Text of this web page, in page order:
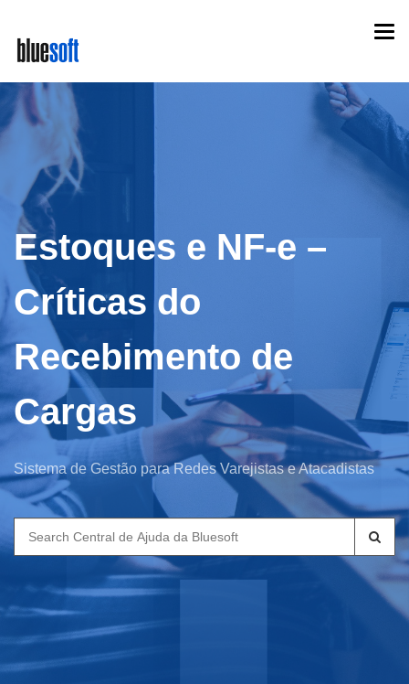
main
content
Estoques e NF-e –
Críticas do
Recebimento de
Cargas
Sistema de Gestão para Redes Varejistas e Atacadistas
Search
for: